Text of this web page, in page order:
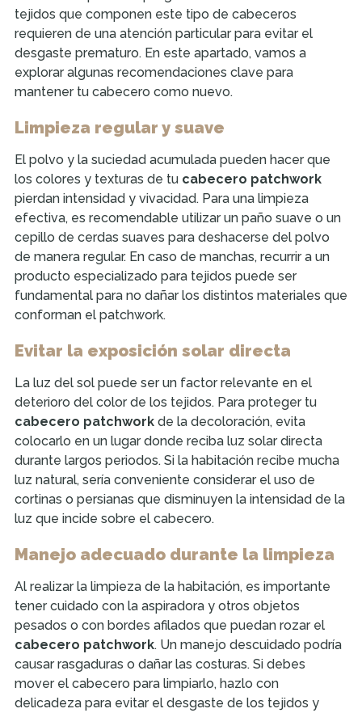
tejidos que componen este tipo de cabeceros
requieren de una atención particular para evitar el
desgaste prematuro. En este apartado, vamos a
explorar algunas recomendaciones clave para
mantener tu cabecero como nuevo.
Limpieza regular y suave
El polvo y la suciedad acumulada pueden hacer que
los colores y texturas de tu cabecero patchwork
pierdan intensidad y vivacidad. Para una limpieza
efectiva, es recomendable utilizar un paño suave o un
cepillo de cerdas suaves para deshacerse del polvo
de manera regular. En caso de manchas, recurrir a un
producto especializado para tejidos puede ser
fundamental para no dañar los distintos materiales que
conforman el patchwork.
Evitar la exposición solar directa
La luz del sol puede ser un factor relevante en el
deterioro del color de los tejidos. Para proteger tu
cabecero patchwork de la decoloración, evita
colocarlo en un lugar donde reciba luz solar directa
durante largos periodos. Si la habitación recibe mucha
luz natural, sería conveniente considerar el uso de
cortinas o persianas que disminuyen la intensidad de la
luz que incide sobre el cabecero.
Manejo adecuado durante la limpieza
Al realizar la limpieza de la habitación, es importante
tener cuidado con la aspiradora y otros objetos
pesados o con bordes afilados que puedan rozar el
cabecero patchwork. Un manejo descuidado podría
causar rasgaduras o dañar las costuras. Si debes
mover el cabecero para limpiarlo, hazlo con
delicadeza para evitar el desgaste de los tejidos y